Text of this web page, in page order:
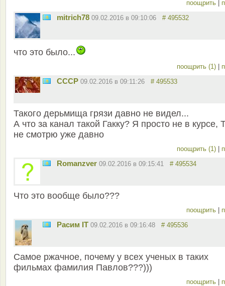
поощрить |
mitrich78 09.02.2016 в 09:10:06 # 495532
что это было...
поощрить (1) |
СССР 09.02.2016 в 09:11:26 # 495533
Такого дерьмища грязи давно не видел...
А что за канал такой Гакку? Я просто не в курсе,
не смотрю уже давно
поощрить (1) |
Romanzver 09.02.2016 в 09:15:41 # 495534
Что это вообще было???
поощрить |
Расим IT 09.02.2016 в 09:16:48 # 495536
Самое ржачное, почему у всех ученых в таких
фильмах фамилия Павлов???)))
поощрить |